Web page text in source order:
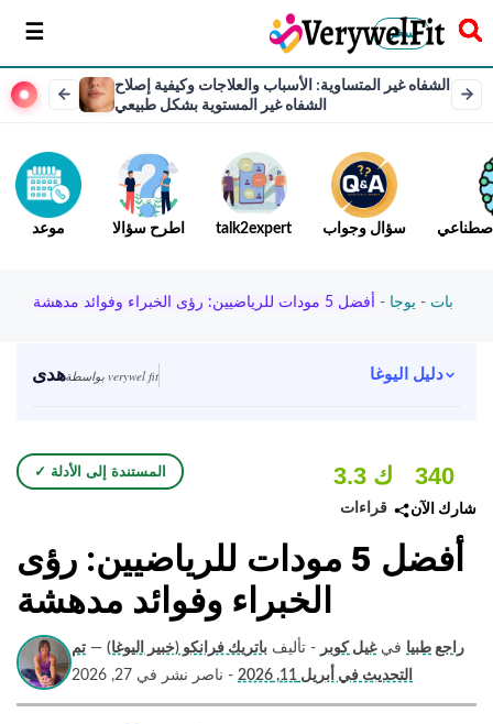
سخر
الشفاه غير المتساوية: الأسباب والعلاجات وكيفية إصلاح
الشفاه غير المستوية بشكل طبيعي
موعد اطرح سؤالا talk2expert سؤال وجواب
بات - يوجا - أفضل 5 مودات للرياضيين: رؤى الخبراء وفوائد مدهشة
هدى بواسطة verywel fit دليل اليوغا
✓ المستندة إلى الأدلة 3.3 ك
قراءات
340
شارك الآن
أفضل 5 مودات للرياضيين: رؤى
الخبراء وفوائد مدهشة
راجع طبيا في غيل كوبر - تأليف باتريك فرانكو (خبير اليوغا) — تم
التحديث في أبريل 11, 2026
- ناصر نشر في 27, 2026